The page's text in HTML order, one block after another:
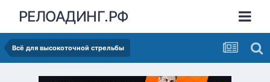
РЕЛОАДИНГ.РФ
Всё для высокоточной стрельбы